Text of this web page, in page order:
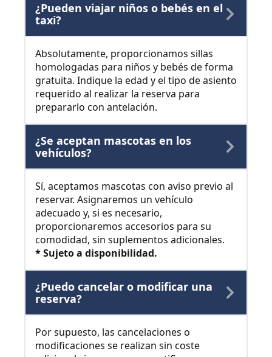
¿Pueden viajar niños o bebés en el
taxi?
Absolutamente, proporcionamos sillas
homologadas para niños y bebés de forma
gratuita. Indique la edad y el tipo de asiento
requerido al realizar la reserva para
prepararlo con antelación.
¿Se aceptan mascotas en los
vehículos?
Sí, aceptamos mascotas con aviso previo al
reservar. Asignaremos un vehículo
adecuado y, si es necesario,
proporcionaremos accesorios para su
comodidad, sin suplementos adicionales.
* Sujeto a disponibilidad.
¿Puedo cancelar o modificar una
reserva?
Por supuesto, las cancelaciones o
modificaciones se realizan sin coste